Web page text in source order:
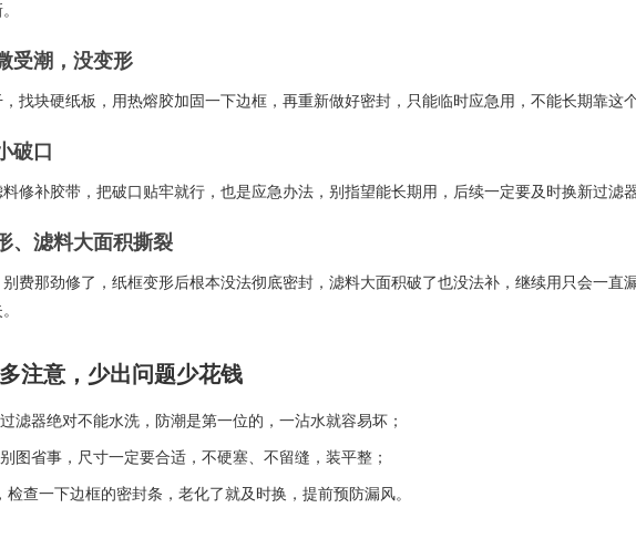
受潮，没变形
找块硬纸板，用热熔胶加固一下边框，再重新做好密封，只能临时应急用，不能长期靠这
破口
料修补胶带，把破口贴牢就行，也是应急办法，别指望能长期用，后续一定要及时换新过滤器
、滤料大面积撕裂
费那劲修了，纸框变形后根本没法彻底密封，滤料大面积破了也没法补，继续用只会一直
注意，少出问题少花钱
滤器绝对不能水洗，防潮是第一位的，一沾水就容易坏；
图省事，尺寸一定要合适，不硬塞、不留缝，装平整；
检查一下边框的密封条，老化了就及时换，提前预防漏风。